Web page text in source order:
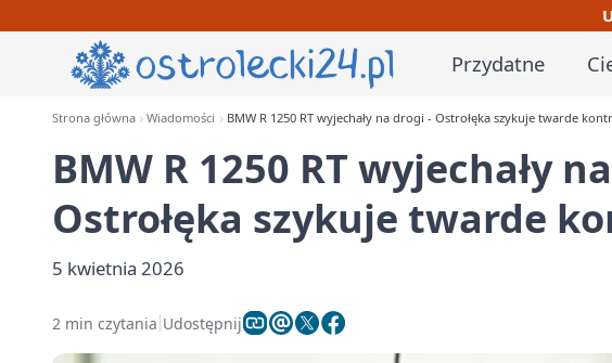
Przydatne
Strona główna Wiadomości BMW R 1250 RT wyjechały na drogi - Ostrołęka szykuje twarde
BMW R 1250 RT wyjechały
Ostrołęka szykuje twarde
5 kwietnia 2026
2 min czytania Udostępnij